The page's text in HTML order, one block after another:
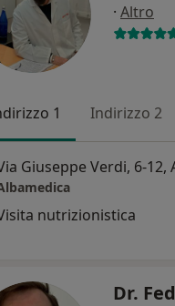
· Altro
1 Indirizzo 2
Giuseppe Verdi, 6-12,
nutrizionistica
Dr.